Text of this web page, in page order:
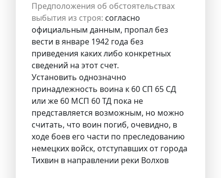
Предположения об обстоятельствах
выбытия из строя: согласно
официальным данным, пропал без
вести в январе 1942 года без
приведения каких либо конкретных
сведений на этот счет.
Установить однозначно
принадлежность воина к 60 СП 65 СД
или же 60 МСП 60 ТД пока не
представляется возможным, но можно
считать, что воин погиб, очевидно, в
ходе боев его части по преследованию
немецких войск, отступавших от города
Тихвин в направлении реки Волхов